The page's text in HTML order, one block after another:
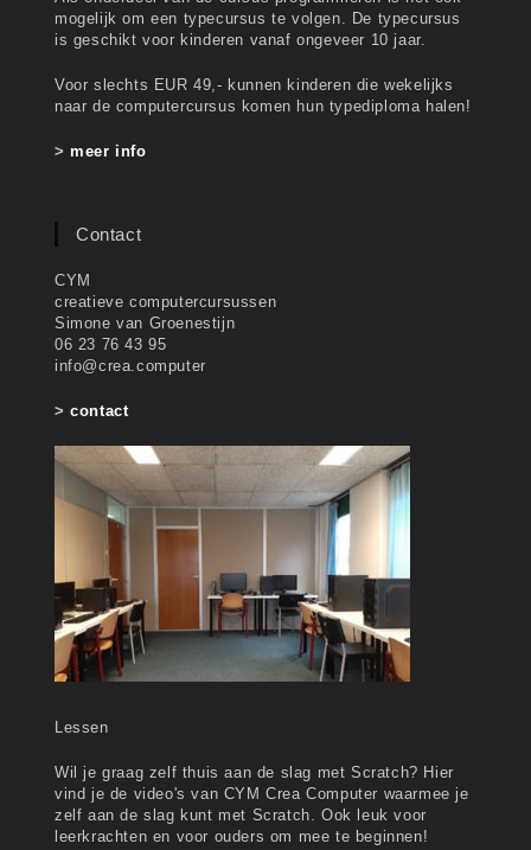
mogelijk om een typecursus te volgen. De typecursus
is geschikt voor kinderen vanaf ongeveer 10 jaar.
Voor slechts EUR 49,- kunnen kinderen die wekelijks
naar de computercursus komen hun typediploma halen!
>meer info
Contact
CYM
creatieve computercursussen
Simone van Groenestijn
06 23 76 43 95
info@crea.computer
>contact
Lessen
Wil je graag zelf thuis aan de slag met Scratch? Hier
vind je de video's van CYM Crea Computer waarmee je
zelf aan de slag kunt met Scratch. Ook leuk voor
leerkrachten en voor ouders om mee te beginnen!